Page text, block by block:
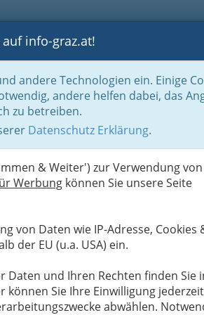
GASTRONOMIE BRANCHEN
info-graz.at!
andere Technologien ein. Einige
andere helfen dabei, das
zu betreiben.
Datenschutz Erklärung.
& Weiter') zur Verwendung von
Werbung können Sie unsere Seite
von Daten wie IP-Adresse, Cookies
der EU (u.a. USA) ein.
Daten und Ihren Rechten finden Sie
können Sie Ihre Einwilligung jederzeit
abwählen.
Lederwaren- u. Spielwaren- &